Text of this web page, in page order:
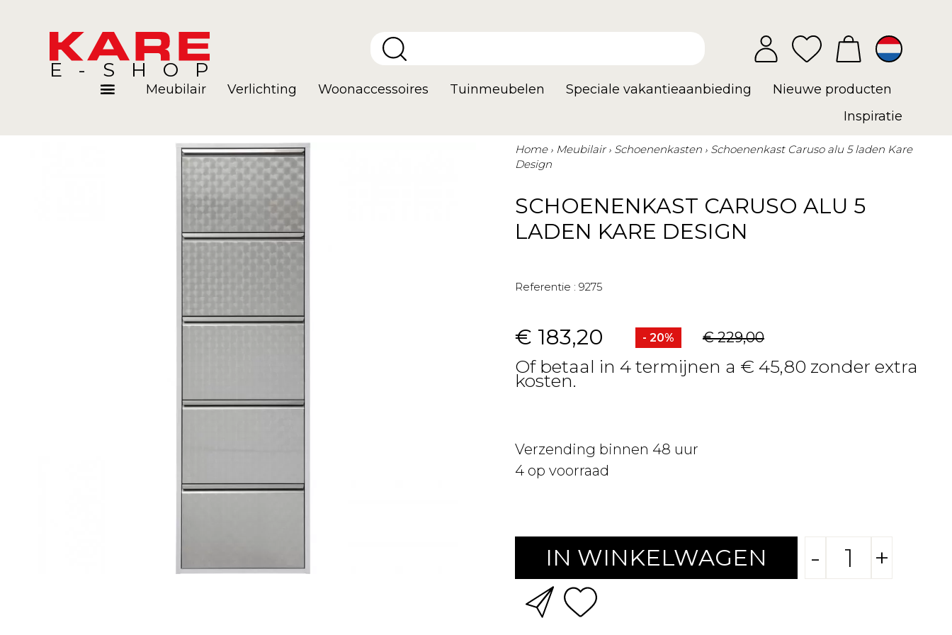
E-SHOP
Meubilair Verlichting Woonaccessoires Tuinmeubelen Speciale vakantieaanbieding
Nieuwe producten
Inspiratie
Home Meubilair Schoenenkasten
Schoenenkast Caruso alu 5 laden Kare
Design
SCHOENENKAST CARUSO ALU 5
LADEN KARE DESIGN
Referentie : 9275
€ 183,20 - 20% € 229,00
Of betaal in 4 termijnen a € 45,80 zonder extra
kosten.
Verzending binnen 48 uur
4 op voorraad
IN WINKELWAGEN - +